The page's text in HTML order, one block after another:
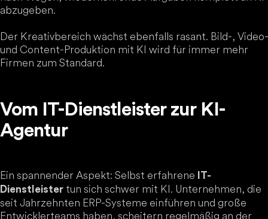
abzugeben.
Der Kreativbereich wächst ebenfalls rasant. Bild-, Video-
und Content-Produktion mit KI wird für immer mehr
Firmen zum Standard.
Vom IT-Dienstleister zur KI-
Agentur
Ein spannender Aspekt: Selbst erfahrene
IT-
Dienstleister tun sich schwer mit KI. Unternehmen, die
seit Jahrzehnten ERP-Systeme einführen und große
Entwicklerteams haben, scheitern regelmäßig an der